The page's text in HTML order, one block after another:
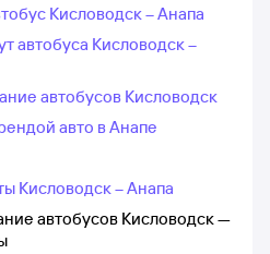
Кисловодск – Анапа
автобуса Кисловодск –
автобусов Кисловодск
авто в Анапе
Кисловодск – Анапа
автобусов Кисловодск —